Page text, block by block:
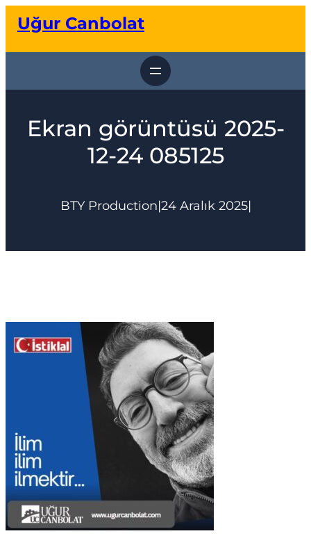
geçUğur Canbolat
Ekran görüntüsü 2025-
12-24 085125
BTY Production|24 Aralık 2025|